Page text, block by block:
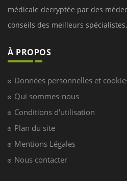
médicale decryptée par des
conseils des meilleurs spécialistes.
À PROPOS
Données personnelles et
Qui sommes-nous
Conditions d'utilisation
Plan du site
Mentions Légales
Nous contacter